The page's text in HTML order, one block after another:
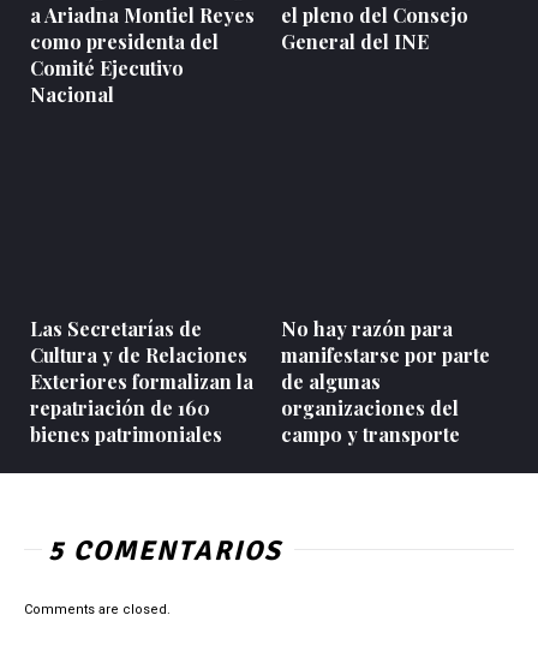
a Ariadna Montiel Reyes
como presidenta del
Comité Ejecutivo
Nacional
el pleno del Consejo
General del INE
Las Secretarías de
Cultura y de Relaciones
Exteriores formalizan la
repatriación de 160
bienes patrimoniales
No hay razón para
manifestarse por parte
de algunas
organizaciones del
campo y transporte
5 COMENTARIOS
Comments are closed.